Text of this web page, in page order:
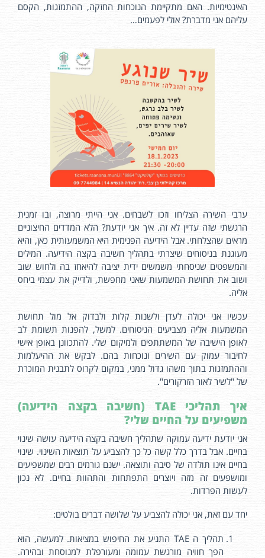
האינטימיות. האם מתקיימת הנוכחות החזקה, ההתמזגות, הקסם
עליהם אני מדברת? אולי לפעמים…
ערבי השירה הצליחו וזכו לשבחים. אני הייתי מרוצה, ובו זמנית
הרגשתי שזה עדיין לא זה. איך אני יודעת? הלא המדדים החיצוניים
מראים שהצלחתי. אבל הידיעה הפנימית היא המשמעותית כאן, והיא
מעוגנת בניסוחים שיצרתי בתהליך חשיבה בקצה הידיעה. המילים
והמשפטים שניסחתי משמשים ידית יציבה להיאחז בה ולחוש שוב
ושוב את תחושת המשמעות שאני מחפשת, ולדייק את עצמי ביחס
אליה.
עכשיו אני יכולה לעדן ולשנות קלות ולבדוק אל מול תחושת
המשמעות אליה מצביעים הניסוחים. למשל, להפנות תשומת לב
לאופן הישיבה של המשתתפים ולמיקום שלי. להתכוונן באופן אישי
לחיבור עמוק עם השירים ונוכחות בהם. לבקש את ההיעלמות
וההתמזגות בתוך משהו גדול ממני, במקום לקרוס לתבנית המוכרת
של "לשיר לאור הזרקורים".
איך תהליכי TAE (חשיבה בקצה הידיעה)
משפיעים על החיים שלי?
אני יודעת ידיעה עמוקה שתהליך חשיבה בקצה הידיעה עושה שינוי
בחיים. אבל בדרך כלל קשה כל כך להצביע על תוצאות השינוי. שינוי
בחיים אינו תולדה של סיבה ותוצאה. ישנם גורמים רבים שמשפיעים
ומושפעים זה מזה ויוצרים התפתחות והתהוות בחיים. לא נכון
לעשות הפרדות.
יחד עם זאת, אני יכולה להצביע על שלושה דברים בולטים:
תהליך ה TAE התניע את החיפוש במציאות. למעשה, הוא
הפך חוויה מורגשת עמומה ומעורפלת למנוסחת ובהירה.